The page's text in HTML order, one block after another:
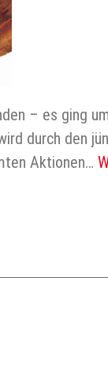
– es ging
durch den
Aktionen…